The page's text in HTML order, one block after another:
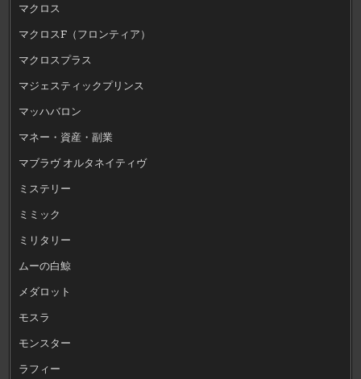
マクロス
マクロスF（フロンティア）
マクロスプラス
マジェスティックプリンス
マッハバロン
マネー・資産・副業
マブラヴ オルタネイティヴ
ミステリー
ミミック
ミリタリー
ムーの白鯨
メダロット
モスラ
モンスター
ラフィー